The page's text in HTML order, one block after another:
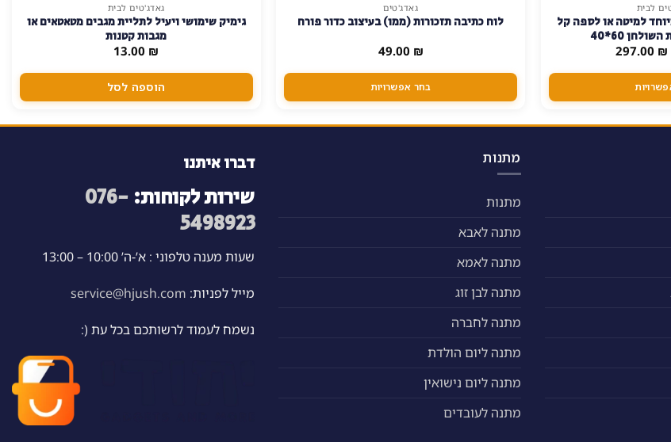
לבית
למיטה או לספה קל
60*40
המחיר
המקורי
היה:
350.00 ₪.
297.00 ₪ המחיר
הוא:
גאדג'טים
לוח כתיבה תזכורות (ממו) בעיצוב כדור פורח
49.00 ₪
בחר אפשרויות
סוגים.
ניתן
האפשרויות
בעמוד
גאדג'טים לבית
גימיק שימושי ויעיל לתליית מגבים מטאטאים או
מגבות קטנות
13.00 ₪
הוספה לסל
מתנות
מתנות
מתנה לאבא
מתנה לאמא
מתנה לבן זוג
מתנה לחברה
מתנה ליום הולדת
מתנה ליום נישואין
מתנה לעובדים
דברו איתנו
שירות לקוחות: 076-
5498923
שעות מענה טלפוני : א’-ה’ 10:00 – 13:00
מייל לפניות: service@hjush.com
נשמח לעמוד לרשותכם בכל עת (: